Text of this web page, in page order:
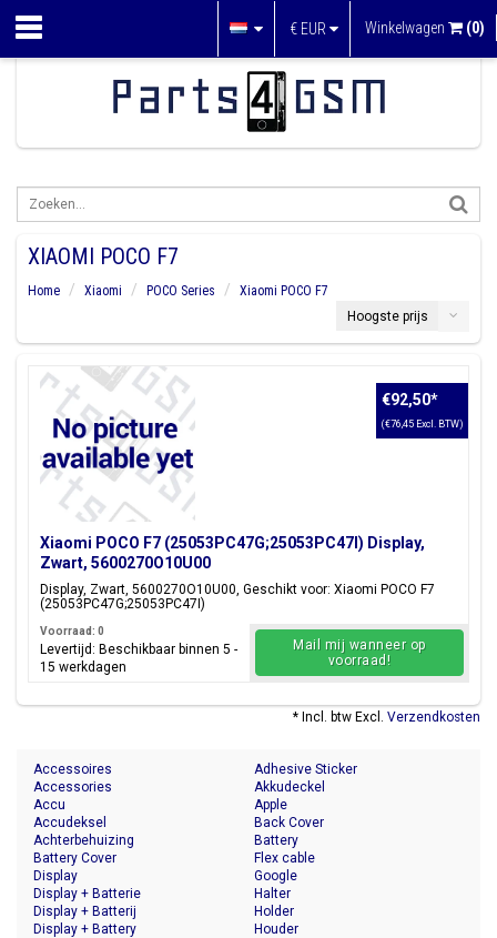
€ EUR Winkelwagen (0)
XIAOMI POCO F7
Home Xiaomi POCO Series
Xiaomi POCO F7
Hoogste prijs
Xiaomi POCO F7 (25053PC47G;25053PC47I) Display,
Zwart, 5600270O10U00
Display, Zwart, 5600270O10U00, Geschikt voor: Xiaomi POCO F7
(25053PC47G;25053PC47I)
€92,50*
(€76,45 Excl. BTW)
Voorraad: 0
Levertijd: Beschikbaar binnen 5 -
15 werkdagen
Mail mij wanneer op
voorraad!
* Incl. btw Excl. Verzendkosten
Accessoires
Accessories
Accu
Accudeksel
Achterbehuizing
Adhesive Sticker
Akkudeckel
Apple
Back Cover
Battery
Battery Cover
Display
Display + Batterie
Display + Batterij
Display + Battery
Flex cable
Google
Halter
Holder
Houder